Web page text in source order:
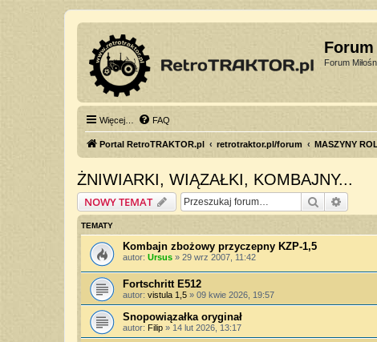
Forum
Forum
Więcej… FAQ
Portal RetroTRAKTOR.pl retrotraktor.pl/forum MASZYNY
ŻNIWIARKI, WIĄZAŁKI, KOMBAJNY...
NOWY TEMAT Szukaj
TEMATY
Kombajn zbożowy przyczepny KZP-1,5
autor: Ursus » 29 wrz 2007, 11:42
Fortschritt E512
autor: vistula 1,5 » 09 kwie 2026, 19:57
Snopowiązałka oryginał
autor: Filip » 14 lut 2026, 13:17